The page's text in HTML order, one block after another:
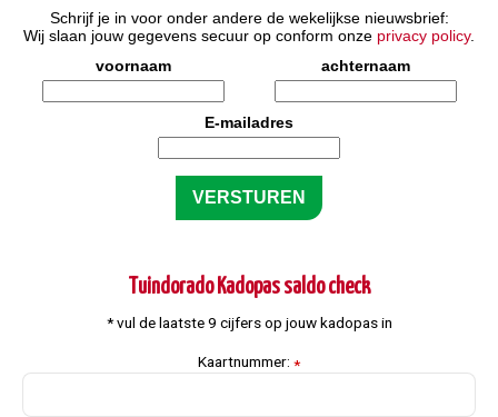
Schrijf je in voor onder andere de wekelijkse nieuwsbrief:
Wij slaan jouw gegevens secuur op conform onze privacy policy.
voornaam
achternaam
E-mailadres
Tuindorado Kadopas saldo check
* vul de laatste 9 cijfers op jouw kadopas in
Kaartnummer: *